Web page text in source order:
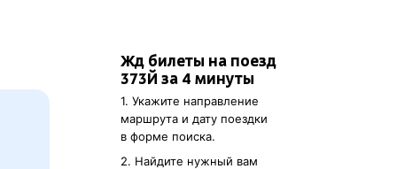
Жд билеты на поезд
373Й за 4 минуты
1. Укажите направление
маршрута и дату поездки
в форме поиска.
2. Найдите нужный вам